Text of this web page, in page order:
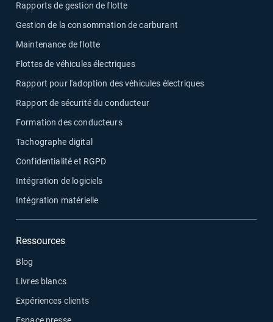
Rapports de gestion de flotte
Gestion de la consommation de carburant
Maintenance de flotte
Flottes de véhicules électriques
Rapport pour l'adoption des véhicules électriques
Rapport de sécurité du conducteur
Formation des conducteurs
Tachographe digital
Confidentialité et RGPD
Intégration de logiciels
Intégration matérielle
Ressources
Blog
Livres blancs
Expériences clients